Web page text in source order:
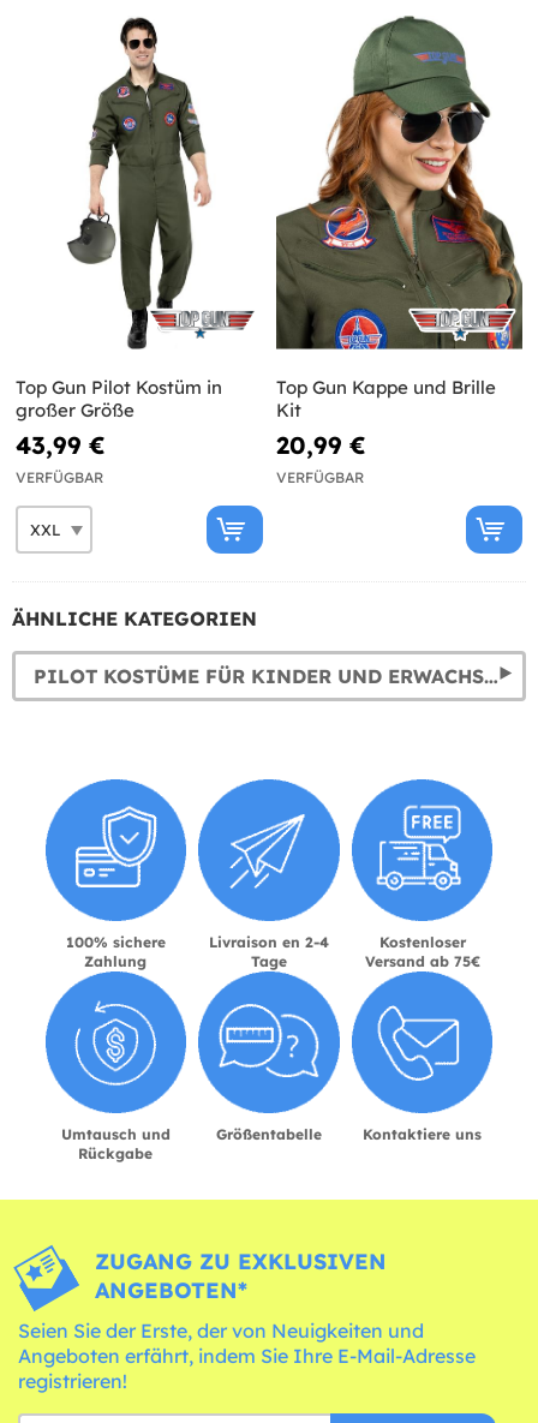
Top Gun Pilot Kostüm in
großer Größe
43,99 €
VERFÜGBAR
Top Gun Kappe und Brille
Kit
20,99 €
VERFÜGBAR
ÄHNLICHE KATEGORIEN
PILOT KOSTÜME FÜR KINDER UND ERWACHSENE
100% sichere
Zahlung
Livraison en 2-4
Tage
Kostenloser
Versand ab 75€
Umtausch und
Rückgabe
Größentabelle Kontaktiere uns
ZUGANG ZU EXKLUSIVEN
ANGEBOTEN*
Seien Sie der Erste, der von Neuigkeiten und
Angeboten erfährt, indem Sie Ihre E-Mail-Adresse
registrieren!